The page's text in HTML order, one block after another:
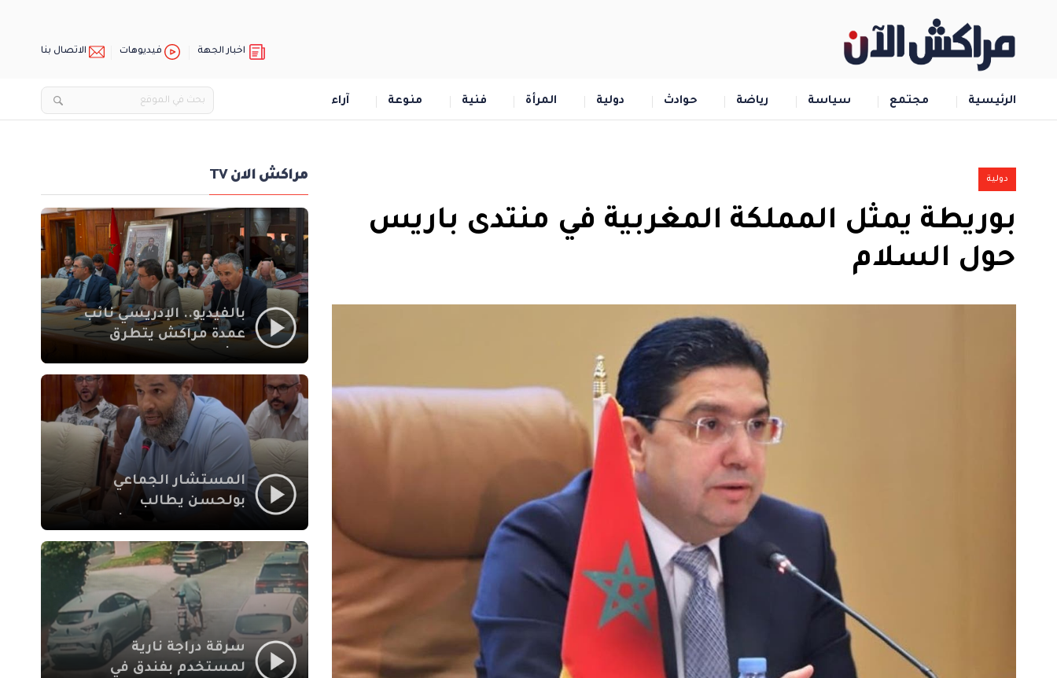
اخبار الجهة فيديوهات الاتصال بنا
الرئيسية مجتمع سياسة رياضة حوادث دولية المرأة فنية منوعة آراء
دولية
بوريطة يمثل المملكة المغربية في منتدى باريس
حول السلام
مراكش الان TV
بالفيديو.. الإدريسي نائب
عمدة مراكش يتطرق
الاجتماعي في نقل
المحطة الطرقية إلى
العزوزية
المستشار الجماعي
بولحسن يطالب
أشغال شارع علال
الفاسي بمراكش
سرقة دراجة نارية
لمستخدم بفندق في